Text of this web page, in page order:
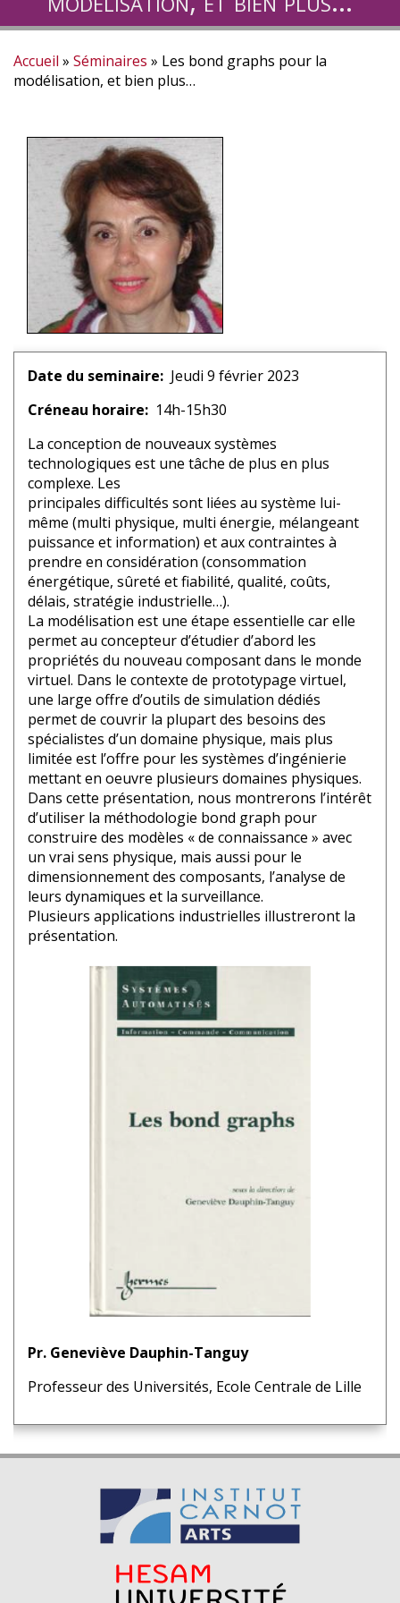
Fil
d'Ariane
Accueil Séminaires
Les bond graphs pour la
modélisation, et bien plus…
Date du seminaire
Jeudi 9 février 2023
Créneau horaire
14h-15h30
La conception de nouveaux systèmes
technologiques est une tâche de plus en plus
complexe. Les
principales difficultés sont liées au système lui-
même (multi physique, multi énergie, mélangeant
puissance et information) et aux contraintes à
prendre en considération (consommation
énergétique, sûreté et fiabilité, qualité, coûts,
délais, stratégie industrielle…).
La modélisation est une étape essentielle car elle
permet au concepteur d’étudier d’abord les
propriétés du nouveau composant dans le monde
virtuel. Dans le contexte de prototypage virtuel,
une large offre d’outils de simulation dédiés
permet de couvrir la plupart des besoins des
spécialistes d’un domaine physique, mais plus
limitée est l’offre pour les systèmes d’ingénierie
mettant en oeuvre plusieurs domaines physiques.
Dans cette présentation, nous montrerons l’intérêt
d’utiliser la méthodologie bond graph pour
construire des modèles « de connaissance » avec
un vrai sens physique, mais aussi pour le
dimensionnement des composants, l’analyse de
leurs dynamiques et la surveillance.
Plusieurs applications industrielles illustreront la
présentation.
Pr. Geneviève Dauphin-Tanguy
Professeur des Universités, Ecole Centrale de Lille